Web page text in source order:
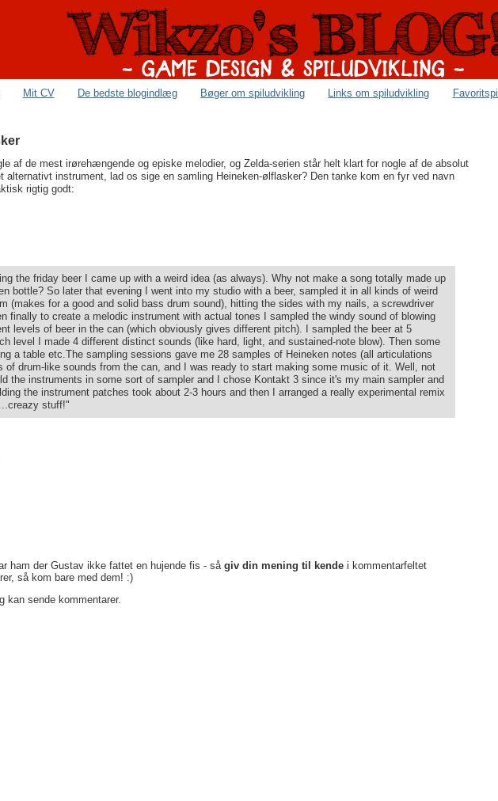
Mit CV De bedste blogindlæg Bøger om spiludvikling Links om spiludvikling Favoritspil
af de mest irørehængende og episke melodier, og Zelda-serien står helt klart for nogle af de absolut
alternativt instrument, lad os sige en samling Heineken-ølflasker? Den tanke kom en fyr ved navn
rigtig godt:
the friday beer I came up with a weird idea (as always). Why not make a song totally made up
bottle? So later that evening I went into my studio with a beer, sampled it in all kinds of weird
(makes for a good and solid bass drum sound), hitting the sides with my nails, a screwdriver
finally to create a melodic instrument with actual tones I sampled the windy sound of blowing
levels of beer in the can (which obviously gives different pitch). I sampled the beer at 5
level I made 4 different distinct sounds (like hard, light, and sustained-note blow). Then some
a table etc.The sampling sessions gave me 28 samples of Heineken notes (all articulations
of drum-like sounds from the can, and I was ready to start making some music of it. Well, not
the instruments in some sort of sampler and I chose Kontakt 3 since it's my main sampler and
the instrument patches took about 2-3 hours and then I arranged a really experimental remix
stuff!"
ham der Gustav ikke fattet en hujende fis - så giv din mening til kendei kommentarfeltet
så kom bare med dem! :)
kan sende kommentarer.